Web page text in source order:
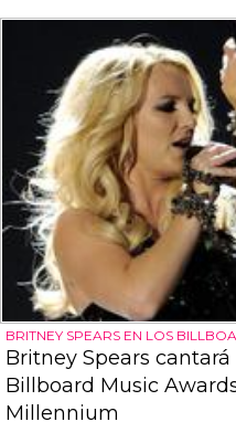
BRITNEY SPEARS EN LOS
Britney Spears
Billboard Music
Millennium